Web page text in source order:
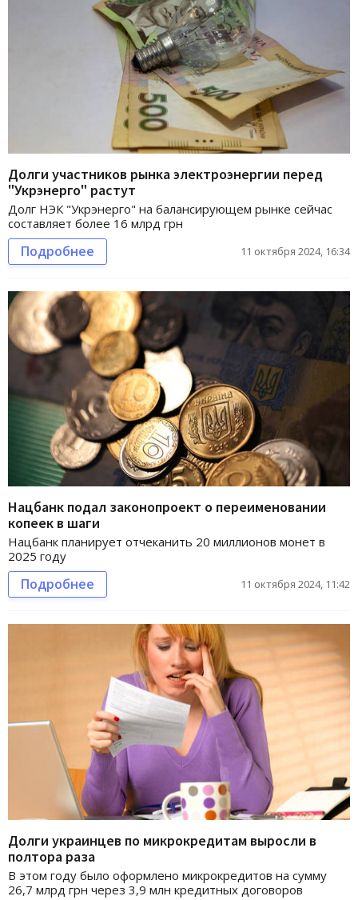
Долги участников рынка электроэнергии перед
"Укрэнерго" растут
Долг НЭК "Укрэнерго" на балансирующем рынке сейчас
составляет более 16 млрд грн
Подробнее 11 октября 2024, 16:34
Нацбанк подал законопроект о переименовании
копеек в шаги
Нацбанк планирует отчеканить 20 миллионов монет в
2025 году
Подробнее 11 октября 2024, 11:42
Долги украинцев по микрокредитам выросли в
полтора раза
В этом году было оформлено микрокредитов на сумму
26,7 млрд грн через 3,9 млн кредитных договоров